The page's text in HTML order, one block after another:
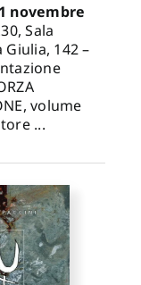
novembre
Sala
Giulia, 142 –
volume
...